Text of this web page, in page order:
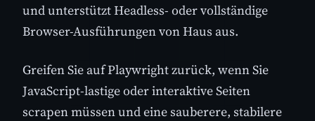
und unterstützt Headless- oder vollständige
Browser-Ausführungen von Haus aus.
Greifen Sie auf Playwright zurück, wenn Sie
JavaScript-lastige oder interaktive Seiten
scrapen müssen und eine sauberere, stabilere